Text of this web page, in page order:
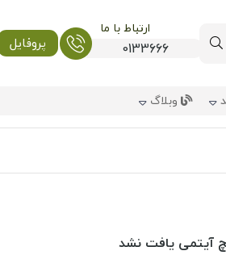
ارتباط با ما
0133666 پروفایل
وبلاگ
آیتمی یافت نشد